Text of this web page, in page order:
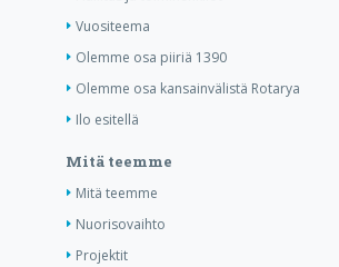
Vuositeema
Olemme osa piiriä 1390
Olemme osa kansainvälistä Rotarya
Ilo esitellä
Mitä teemme
Mitä teemme
Nuorisovaihto
Projektit